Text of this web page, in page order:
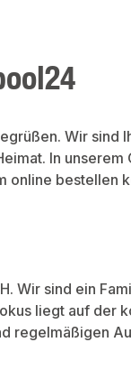
Wir sind
In
online bestellen
Wir sind ein
liegt auf
regelmäßigen